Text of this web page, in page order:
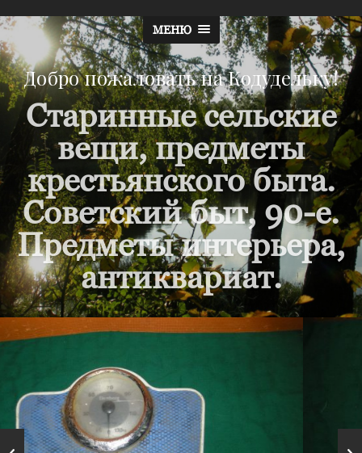
МЕНЮ
Добро пожаловать на Кодудельку!
Старинные сельские
вещи, предметы
крестьянского быта.
Советский быт, 90-е.
Предметы интерьера,
антиквариат.